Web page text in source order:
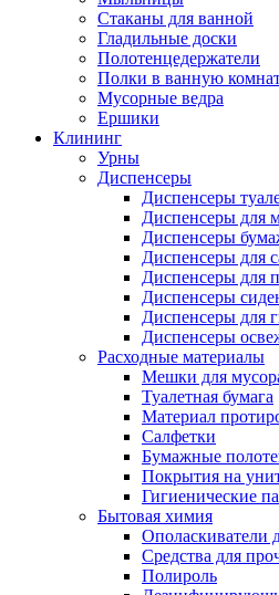
Стаканы для ванной
Гладильные доски
Полотенцедержатели
Полки в ванную
Мусорные ведра
Ершики
Клининг
Урны
Диспенсеры
Диспенсеры
Диспенсеры для
Диспенсеры
Диспенсеры для
Диспенсеры для
Диспенсеры
Диспенсеры для
Диспенсеры
Расходные материалы
Мешки для
Туалетная бумага
Материал
Салфетки
Бумажные
Покрытия на
Гигиенические
Бытовая химия
Ополаскиватели
Средства для
Полироль